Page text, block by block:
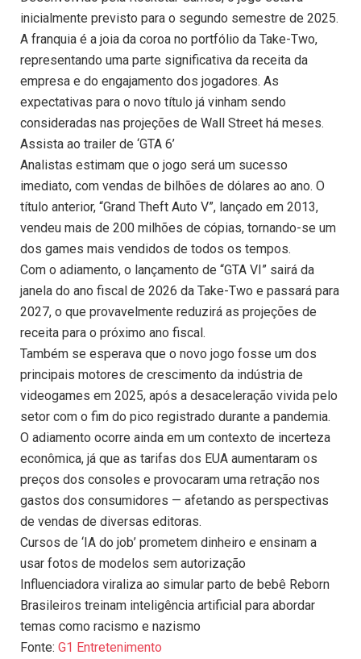
inicialmente previsto para o segundo semestre de 2025.
A franquia é a joia da coroa no portfólio da Take-Two,
representando uma parte significativa da receita da
empresa e do engajamento dos jogadores. As
expectativas para o novo título já vinham sendo
consideradas nas projeções de Wall Street há meses.
Assista ao trailer de ‘GTA 6’
Analistas estimam que o jogo será um sucesso
imediato, com vendas de bilhões de dólares ao ano. O
título anterior, “Grand Theft Auto V”, lançado em 2013,
vendeu mais de 200 milhões de cópias, tornando-se um
dos games mais vendidos de todos os tempos.
Com o adiamento, o lançamento de “GTA VI” sairá da
janela do ano fiscal de 2026 da Take-Two e passará para
2027, o que provavelmente reduzirá as projeções de
receita para o próximo ano fiscal.
Também se esperava que o novo jogo fosse um dos
principais motores de crescimento da indústria de
videogames em 2025, após a desaceleração vivida pelo
setor com o fim do pico registrado durante a pandemia.
O adiamento ocorre ainda em um contexto de incerteza
econômica, já que as tarifas dos EUA aumentaram os
preços dos consoles e provocaram uma retração nos
gastos dos consumidores — afetando as perspectivas
de vendas de diversas editoras.
Cursos de ‘IA do job’ prometem dinheiro e ensinam a
usar fotos de modelos sem autorização
Influenciadora viraliza ao simular parto de bebê Reborn
Brasileiros treinam inteligência artificial para abordar
temas como racismo e nazismo
Fonte: G1 Entretenimento